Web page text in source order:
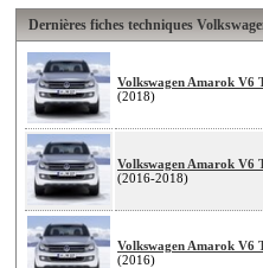
Dernières fiches techniques
Volkswagen Amarok V6
(2018)
Volkswagen Amarok V6
(2016-2018)
Volkswagen Amarok V6
(2016)